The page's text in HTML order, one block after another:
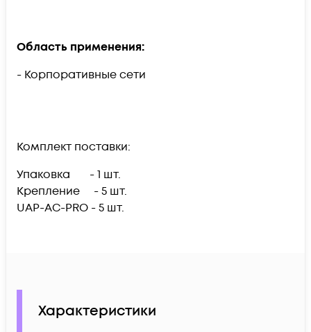
Область применения:
- Корпоративные сети
Комплект поставки:
Упаковка - 1 шт.
Крепление - 5 шт.
UAP-AC-PRO - 5 шт.
Характеристики